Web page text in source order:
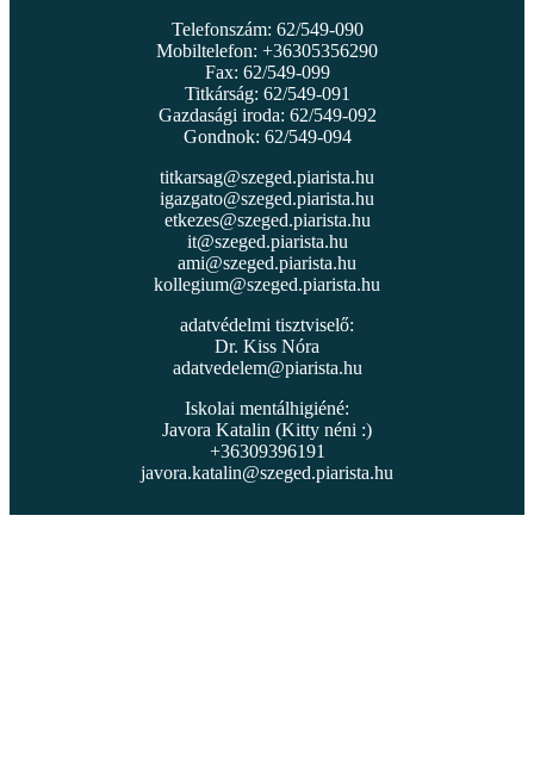
Telefonszám: 62/549-090
Mobiltelefon: +36305356290
Fax: 62/549-099
Titkárság: 62/549-091
Gazdasági iroda: 62/549-092
Gondnok: 62/549-094
titkarsag@szeged.piarista.hu
igazgato@szeged.piarista.hu
etkezes@szeged.piarista.hu
it@szeged.piarista.hu
ami@szeged.piarista.hu
kollegium@szeged.piarista.hu
adatvédelmi tisztviselő:
Dr. Kiss Nóra
adatvedelem@piarista.hu
Iskolai mentálhigiéné:
Javora Katalin (Kitty néni :)
+36309396191
javora.katalin@szeged.piarista.hu